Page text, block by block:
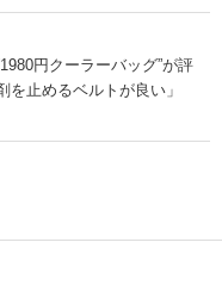
円クーラーバッグ”が評
止めるベルトが良い」